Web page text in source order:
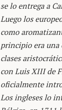
se lo entrega a
Luego los
como
principio era una
clases
con Luis XIII de
oficialmente
Los ingleses lo